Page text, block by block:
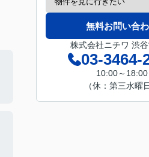
無料お問い合
株式会社ニチワ 渋
03-3464-
10:00～18:00
（休：第三水曜